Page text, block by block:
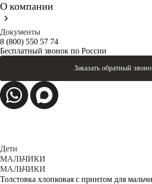
О компании
Документы
8 (800) 550 57 74
Бесплатный звонок по России
Заказать обратный
Дети
МАЛЬЧИКИ
МАЛЬЧИКИ
Толстовка хлопковая с принтом для